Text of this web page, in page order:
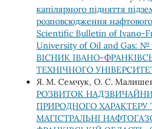
капілярного підняття
розповсюдження
Scientific Bulletin of Ivano-
University of Oil and Gas:
ВІСНИК ІВАНО-
ТЕХНІЧНОГО
Я. М. Семчук, О. С.
РОЗВИТОК
ПРИРОДНОГО ХАРАКТЕРУ
МАГІСТРАЛЬНІ